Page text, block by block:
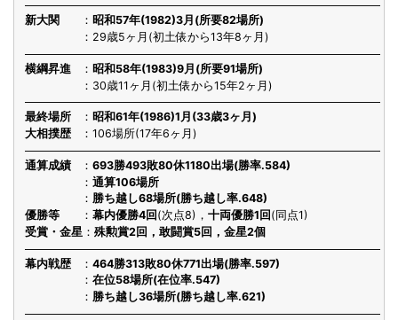
新大関
昭和57年(1982)3月(所要82場所)
29歳5ヶ月(初土俵から13年8ヶ月)
横綱昇進
昭和58年(1983)9月(所要91場所)
30歳11ヶ月(初土俵から15年2ヶ月)
最終場所
昭和61年(1986)1月(33歳3ヶ月)
大相撲歴
106場所(17年6ヶ月)
通算成績
693勝493敗80休1180出場(勝率.584)
通算106場所
勝ち越し68場所(勝ち越し率.648)
優勝等
幕内優勝4回 (次点8)， 十両優勝1回 (同点1)
受賞・金星
殊勲賞2回，敢闘賞5回，金星2個
幕内戦歴
464勝313敗80休771出場(勝率.597)
在位58場所(在位率.547)
勝ち越し36場所(勝ち越し率.621)